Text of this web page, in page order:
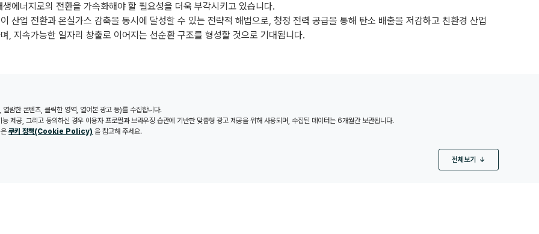
한 콘텐츠, 클릭한 영역, 열어본 광고 등)를 수집합니다.
제공, 그리고 동의하신 경우 이용자 프로필과 브라우징 습관에 기반한 맞춤형 광고 제공을 위해 사용되며, 수집된 데이터는 6개월간 보관됩니다.
은쿠키 정책(Cookie Policy) 을 참고해 주세요.
전체보기
에너지로의 전환을 가속화해야 할 필요성을 더욱 부각시키고 있습니다.
산업 전환과 온실가스 감축을 동시에 달성할 수 있는 전략적 해법으로, 청정 전력 공급을 통해 탄소 배출을 저감하고 친환경 산업
, 지속가능한 일자리 창출로 이어지는 선순환 구조를 형성할 것으로 기대됩니다.